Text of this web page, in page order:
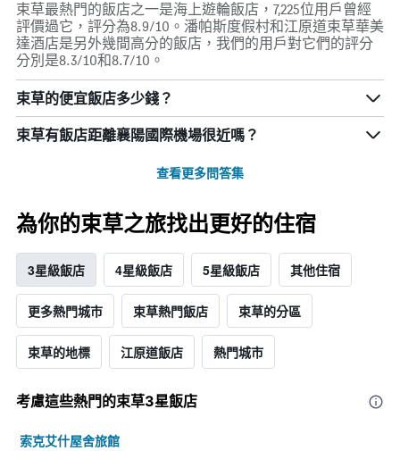
束草最熱門的飯店之一是海上遊輪飯店，7,225位用戶曾經
評價過它，評分為8.9/10。潘帕斯度假村和江原道束草華美
達酒店是另外幾間高分的飯店，我們的用戶對它們的評分
分別是8.3/10和8.7/10。
束草的便宜飯店多少錢？
束草​有飯店距離襄陽國際機場​很近嗎？
查看更多問答集
為你的束草之旅找出更好的住宿
3星級飯店 4星級飯店 5星級飯店 其他住宿
更多熱門城市 束草熱門飯店 束草的分區
束草的地標 江原道飯店 熱門城市
考慮這些熱門的束草3星​飯店
索克艾什屋舍旅館